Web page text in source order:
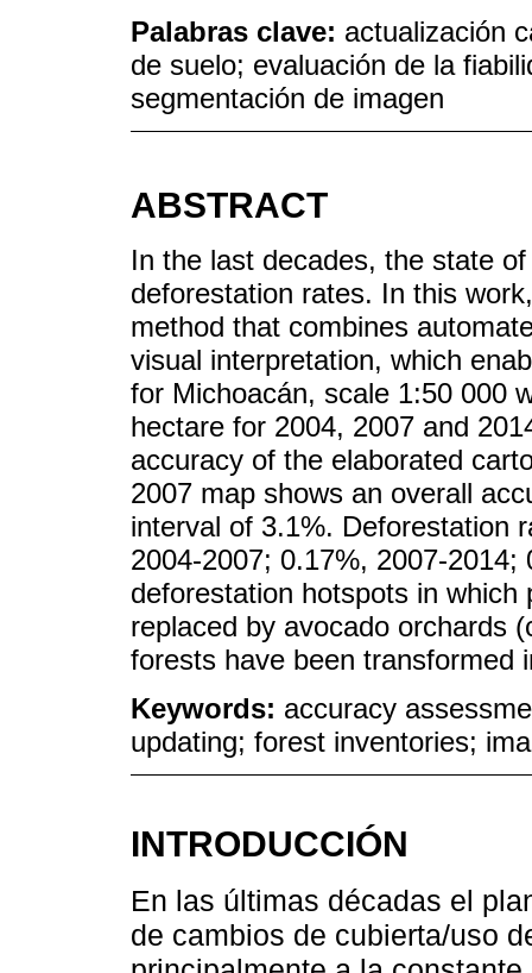
Palabras clave: actualización
de suelo; evaluación de la
segmentación de imagen
ABSTRACT
In the last decades, the state
deforestation rates. In this
method that combines
visual interpretation, which
for Michoacán, scale 1:50 000
hectare for 2004, 2007 and
accuracy of the elaborated
2007 map shows an overall
interval of 3.1%. Deforestation
2004-2007; 0.17%, 2007-
deforestation hotspots in
replaced by avocado orchards
forests have been transformed
Keywords: accuracy
updating; forest inventories;
INTRODUCCIÓN
En las últimas décadas el
de cambios de cubierta/uso